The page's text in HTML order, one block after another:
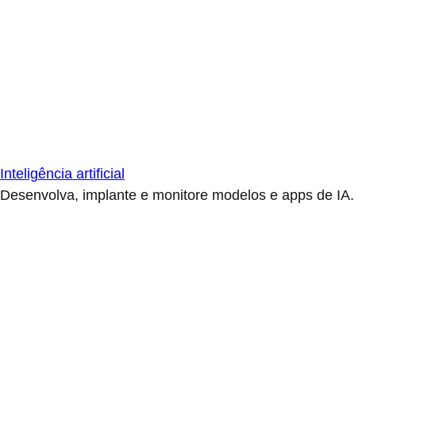
Inteligência artificial
Desenvolva, implante e monitore modelos e apps de IA.